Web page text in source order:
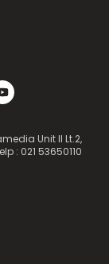
Unit II Lt.2,
: 021 53650110